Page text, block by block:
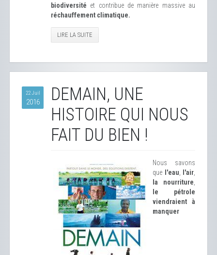
biodiversité et contribue de manière massive au
réchauffement climatique.
LIRE LA SUITE
22 Juil
2016
DEMAIN, UNE
HISTOIRE QUI NOUS
FAIT DU BIEN !
Nous savons
que
l'eau l'air
la nourriture
le pétrole
viendraient à
manquer